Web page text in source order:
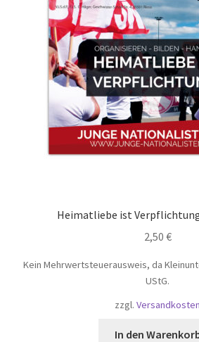
Heimatliebe ist
2,50 €
Kein Mehrwertsteuerausweis, da
UStG.
zzgl. Versandkosten
In den